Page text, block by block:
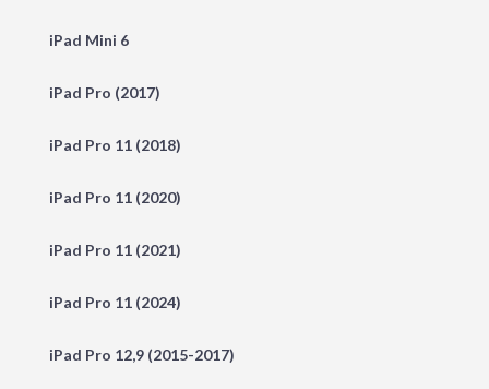
iPad Mini 6
iPad Pro (2017)
iPad Pro 11 (2018)
iPad Pro 11 (2020)
iPad Pro 11 (2021)
iPad Pro 11 (2024)
iPad Pro 12,9 (2015-2017)